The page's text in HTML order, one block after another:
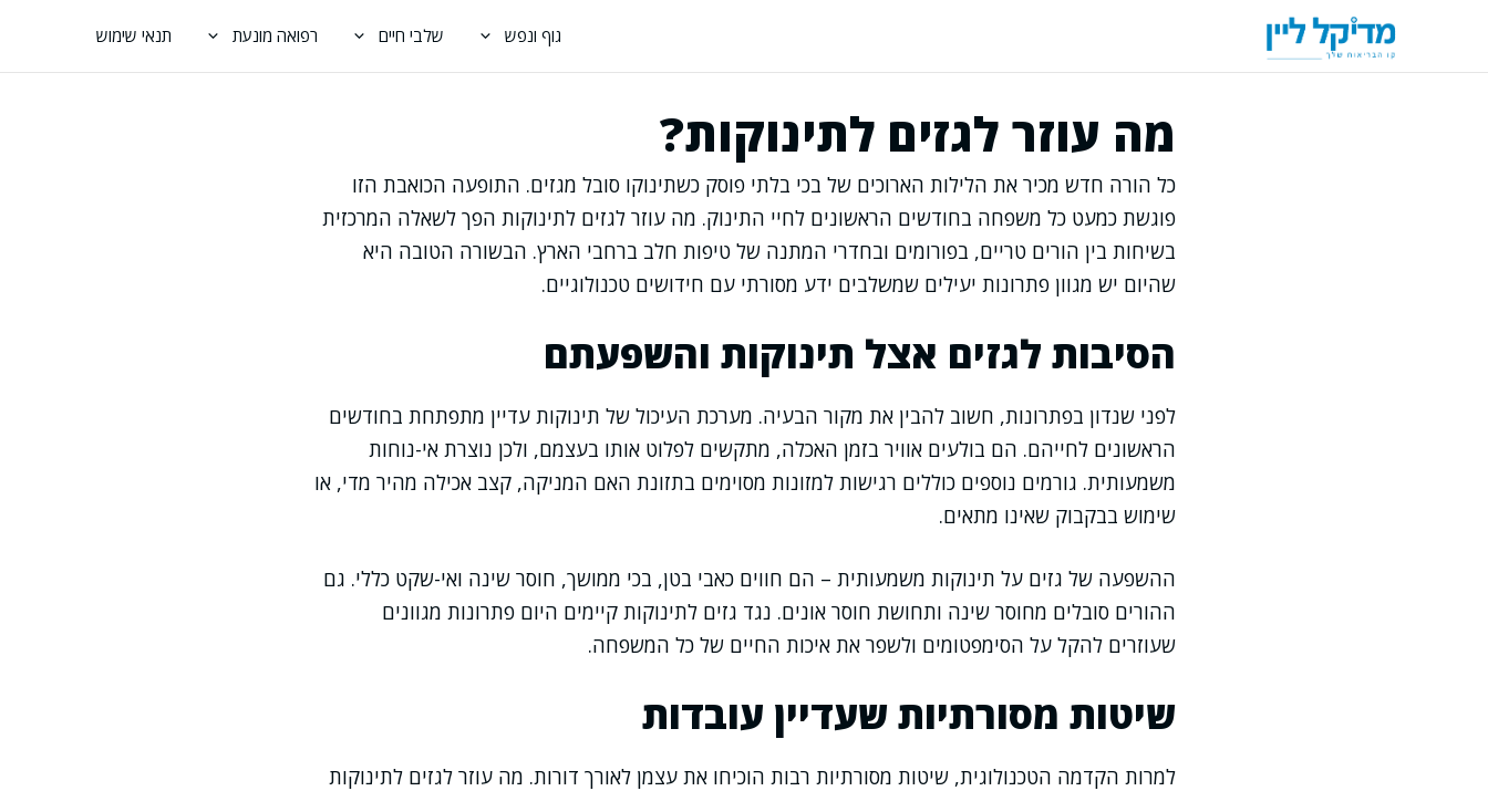
גוף ונפש שלבי חיים רפואה מונעת תנאי שימוש
מה עוזר לגזים לתינוקות?
כל הורה חדש מכיר את הלילות הארוכים של בכי בלתי פוסק כשתינוקו סובל מגזים. התופעה הכואבת הזו
פוגשת כמעט כל משפחה בחודשים הראשונים לחיי התינוק. מה עוזר לגזים לתינוקות הפך לשאלה המרכזית
בשיחות בין הורים טריים, בפורומים ובחדרי המתנה של טיפות חלב ברחבי הארץ. הבשורה הטובה היא
שהיום יש מגוון פתרונות יעילים שמשלבים ידע מסורתי עם חידושים טכנולוגיים.
הסיבות לגזים אצל תינוקות והשפעתם
לפני שנדון בפתרונות, חשוב להבין את מקור הבעיה. מערכת העיכול של תינוקות עדיין מתפתחת בחודשים
הראשונים לחייהם. הם בולעים אוויר בזמן האכלה, מתקשים לפלוט אותו בעצמם, ולכן נוצרת אי-נוחות
משמעותית. גורמים נוספים כוללים רגישות למזונות מסוימים בתזונת האם המניקה, קצב אכילה מהיר מדי, או
שימוש בבקבוק שאינו מתאים.
ההשפעה של גזים על תינוקות משמעותית – הם חווים כאבי בטן, בכי ממושך, חוסר שינה ואי-שקט כללי. גם
ההורים סובלים מחוסר שינה ותחושת חוסר אונים. נגד גזים לתינוקות קיימים היום פתרונות מגוונים
שעוזרים להקל על הסימפטומים ולשפר את איכות החיים של כל המשפחה.
שיטות מסורתיות שעדיין עובדות
למרות הקדמה הטכנולוגית, שיטות מסורתיות רבות הוכיחו את עצמן לאורך דורות. מה עוזר לגזים לתינוקות